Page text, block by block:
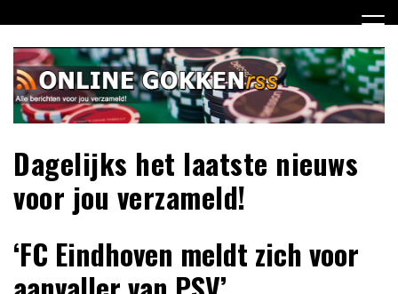
naar
inhoud
Dagelijks het laatste nieuws
voor jou verzameld!
‘FC Eindhoven meldt zich voor